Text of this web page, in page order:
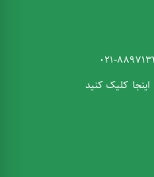
اینجا کلیک کنید